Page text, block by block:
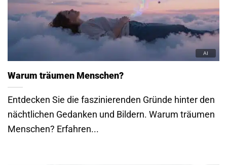
Warum träumen Menschen?
Entdecken Sie die faszinierenden Gründe hinter den
nächtlichen Gedanken und Bildern. Warum träumen
Menschen? Erfahren...